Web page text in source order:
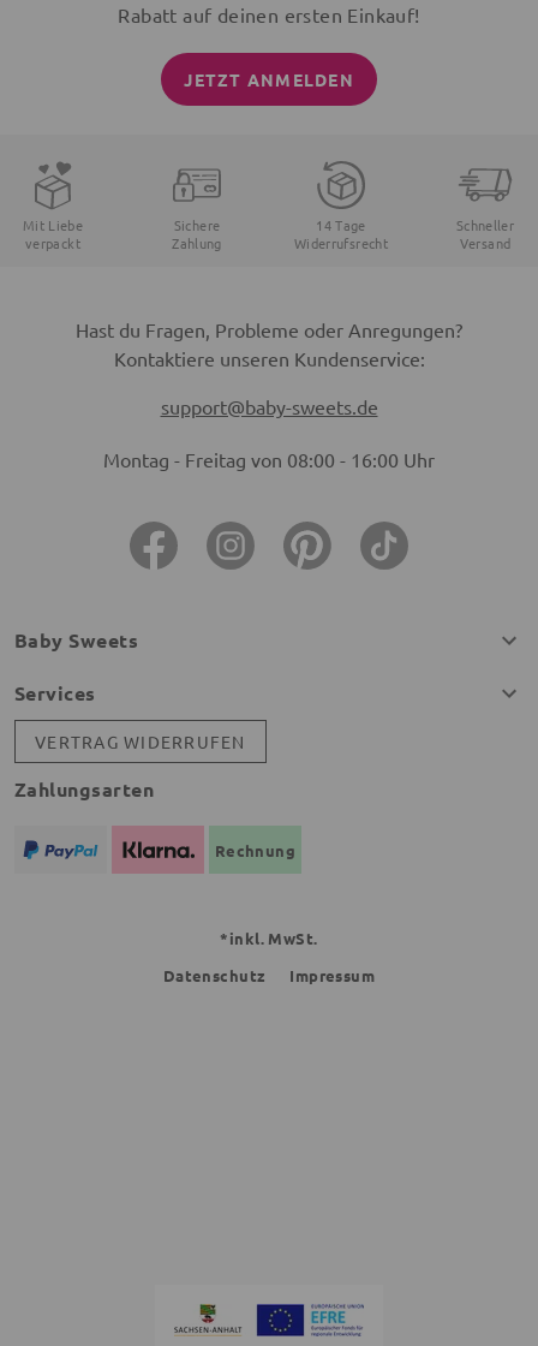
Rabatt auf deinen ersten Einkauf!
JETZT ANMELDEN
Mit Liebe
verpackt
Sichere
Zahlung
14 Tage
Widerrufsrecht
Schneller
Versand
Hast du Fragen, Probleme oder Anregungen?
Kontaktiere unseren Kundenservice:
support@baby-sweets.de
Montag - Freitag von 08:00 - 16:00 Uhr
Baby Sweets
Services
VERTRAG WIDERRUFEN
Zahlungsarten
Rechnung
*inkl. MwSt.
Datenschutz
Impressum